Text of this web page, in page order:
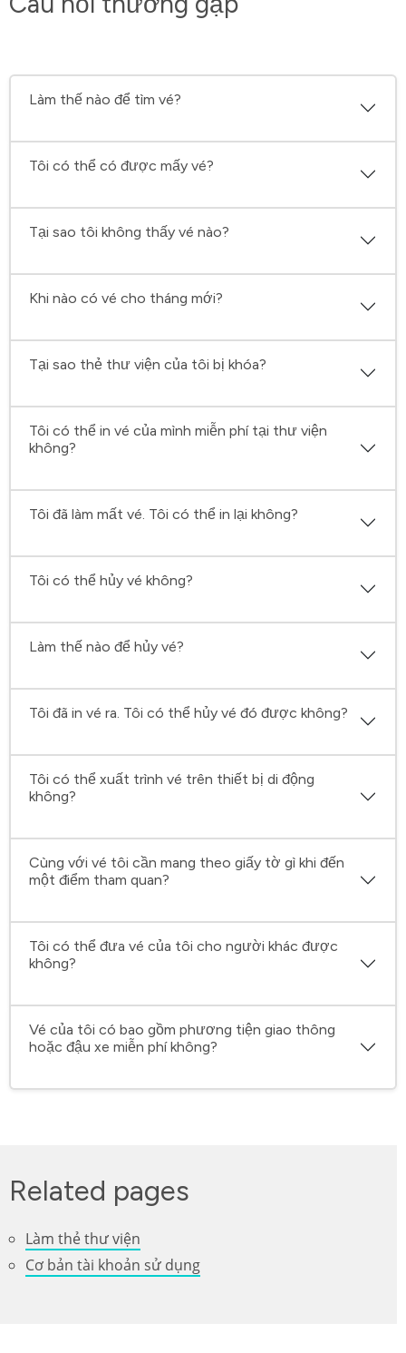
Làm thế nào để tìm vé?
Tôi có thể có được mấy vé?
Tại sao tôi không thấy vé nào?
Khi nào có vé cho tháng mới?
Tại sao thẻ thư viện của tôi bị khóa?
Tôi có thể in vé của mình miễn phí tại thư viện
không?
Tôi đã làm mất vé. Tôi có thể in lại không?
Tôi có thể hủy vé không?
Làm thế nào để hủy vé?
Tôi đã in vé ra. Tôi có thể hủy vé đó được không?
Tôi có thể xuất trình vé trên thiết bị di động
không?
Cùng với vé tôi cần mang theo giấy tờ gì khi đến
một điểm tham quan?
Tôi có thể đưa vé của tôi cho người khác được
không?
Vé của tôi có bao gồm phương tiện giao thông
hoặc đậu xe miễn phí không?
Related pages
Làm thẻ thư viện
Cơ bản tài khoản sử dụng